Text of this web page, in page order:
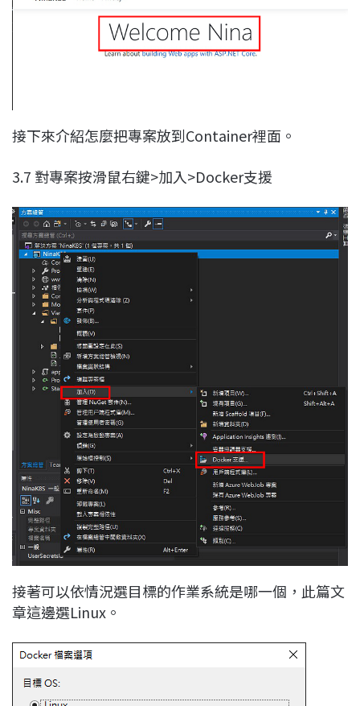
接下來介紹怎麼把專案放到Container裡面。
3.7 對專案按滑鼠右鍵>加入>Docker支援
接著可以依情況選目標的作業系統是哪一個，此篇文
章這邊選Linux。